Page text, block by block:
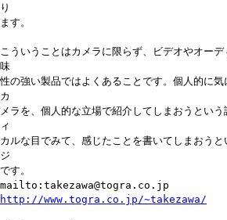
り
ます。
こういうことはカメラに限らず、ビデオやオー
味
性の強い製品ではよくあることです。個人的に
カ
メラを、個人的な立場で紹介してしまおうとい
ィ
カルな目でみて、感じたことを書いてしまおう
ジ
です。
mailto:takezawa@togra.co.jp
http://www.togra.co.jp/~takezawa/